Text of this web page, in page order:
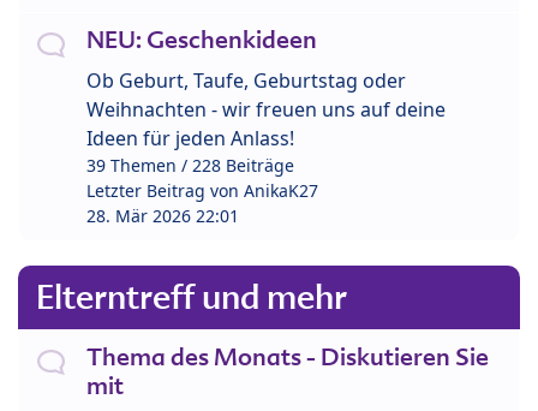
NEU: Geschenkideen
Ob Geburt, Taufe, Geburtstag oder
Weihnachten - wir freuen uns auf deine
Ideen für jeden Anlass!
39 Themen / 228 Beiträge
Letzter Beitrag von AnikaK27
28. Mär 2026 22:01
Elterntreff und mehr
Thema des Monats - Diskutieren Sie
mit